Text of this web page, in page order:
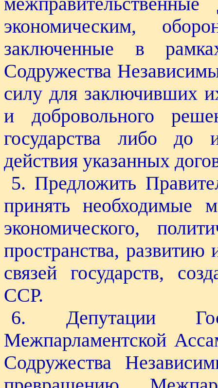
экономическим,
заключенные в
Содружества
силу для заключивших
и добровольного
государства либо
действия указанных
5. Предложить
принять необходимые
экономического,
пространства,
связей государств,
ССР.
6. Депутации
Межпарламентской
Содружества